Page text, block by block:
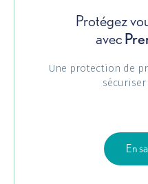
Protégez
avec
Une protection de
En